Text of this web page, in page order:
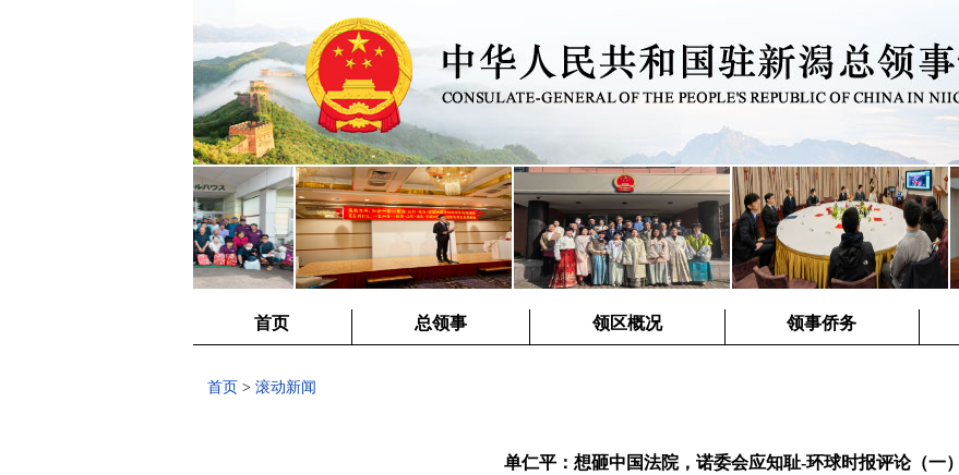
首页 总领事 领区概况 领事侨务
首页 > 滚动新闻
单仁平：想砸中国法院，诺委会应知耻-环球时报评论（一）